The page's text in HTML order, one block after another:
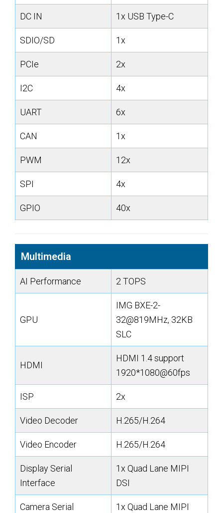
DC IN 1x USB Type-C
SDIO/SD 1x
PCIe 2x
I2C 4x
UART 6x
CAN 1x
PWM 12x
SPI 4x
GPIO 40x
Multimedia
AI Performance 2 TOPS
GPU
IMG BXE-2-
32@819MHz, 32KB
SLC
HDMI
HDMI 1.4 support
1920*1080@60fps
ISP 2x
Video Decoder H.265/H.264
Video Encoder H.265/H.264
Display Serial
Interface
1x Quad Lane MIPI
DSI
Camera Serial
1x Quad Lane MIPI